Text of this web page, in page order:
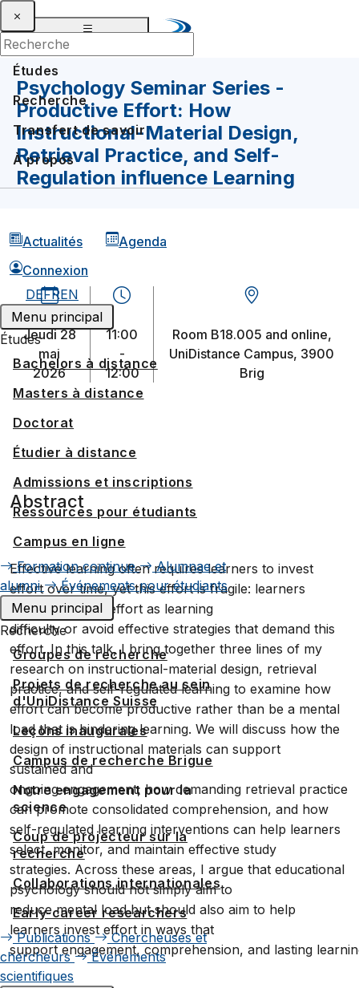
Études
Recherche
Transfert de savoir
À propos
Actualités
Agenda
Connexion
DEFREN
Menu principal
Études
Bachelors à distance
Masters à distance
Doctorat
Étudier à distance
Admissions et inscriptions
Ressources pour étudiants
Campus en ligne
Formation continue
Alumnae et
alumni
Événements pour étudiants
Menu principal
Recherche
Groupes de recherche
Projets de recherche au sein
d'UniDistance Suisse
Leçons inaugurales
Campus de recherche Brigue
Notre engagement pour la
science
Coup de projecteur sur la
recherche
Collaborations internationales
Early-career researchers
Publications
Chercheuses et
chercheurs
Événements
scientifiques
Psychology Seminar Series -
Productive Effort: How
Instructional-Material Design,
Retrieval Practice, and Self-
Regulation influence Learning
jeudi 28
mai
2026
11:00
-
12:00
Room B18.005 and online,
UniDistance Campus, 3900
Brig
Abstract
Effective learning often requires learners to invest
effort over time, yet this effort is fragile: learners
misinterpret the effort as learning
difficulty or avoid effective strategies that demand this
effort. In this talk, I bring together three lines of my
research on instructional-material design, retrieval
practice, and self-regulated learning to examine how
effort can become productive rather than be a mental
load that is hindering learning. We will discuss how the
design of instructional materials can support
sustained and
ongoing engagement, how demanding retrieval practice
can promote consolidated comprehension, and how
self-regulated learning interventions can help learners
select, monitor, and maintain effective study
strategies. Across these areas, I argue that educational
psychology should not simply aim to
reduce mental load but should also aim to help
learners invest effort in ways that
support engagement, comprehension, and lasting